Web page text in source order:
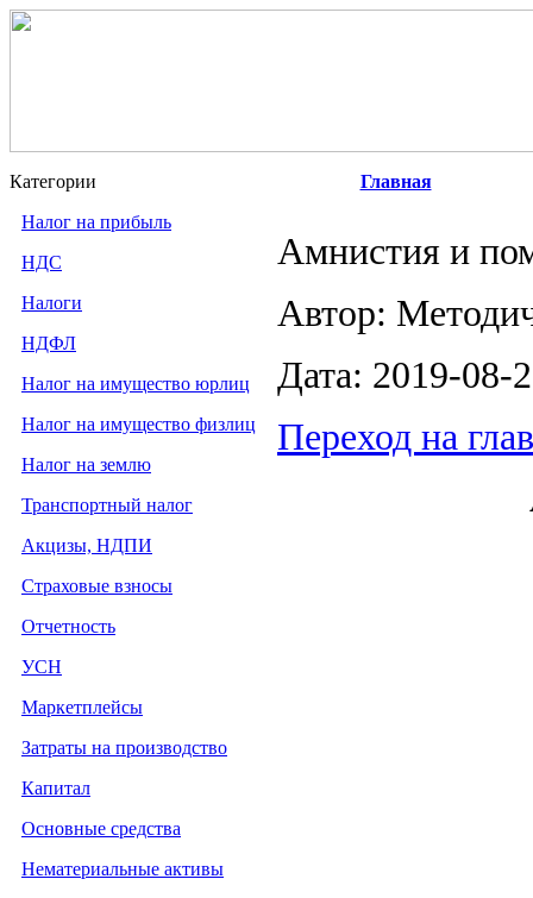
Категории
Налог на прибыль
НДС
Налоги
НДФЛ
Налог на имущество юрлиц
Налог на имущество физлиц
Налог на землю
Транспортный налог
Акцизы, НДПИ
Страховые взносы
Отчетность
УСН
Маркетплейсы
Затраты на производство
Капитал
Основные средства
Нематериальные активы
Главная
Амнистия и
Автор:
Дата: 2019-08-
Переход на